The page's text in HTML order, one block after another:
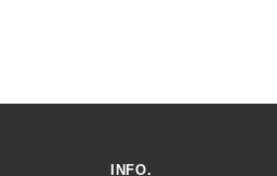
INFO.